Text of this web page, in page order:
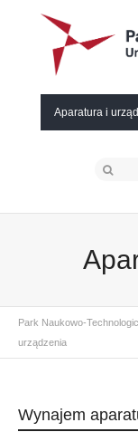
Aparatura i
Park Naukowo-
urządzenia
Wynajem